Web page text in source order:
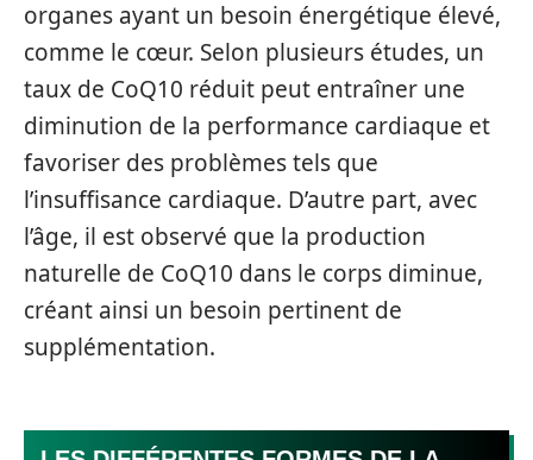
organes ayant un besoin énergétique élevé,
comme le cœur. Selon plusieurs études, un
taux de CoQ10 réduit peut entraîner une
diminution de la performance cardiaque et
favoriser des problèmes tels que
l’insuffisance cardiaque. D’autre part, avec
l’âge, il est observé que la production
naturelle de CoQ10 dans le corps diminue,
créant ainsi un besoin pertinent de
supplémentation.